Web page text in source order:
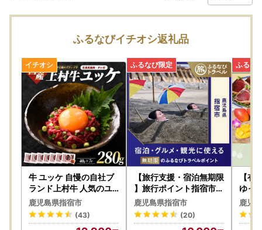
社水迫畜産」の牛肉の返礼品につきまして、不適切な表示が
あったことが確認されました。
寄附者の皆様には、ご心配とご迷惑をおかけしましたこと
を、深くお詫び申し上げます。
本市では、直ちに当該事業者の返礼品に係る寄附の受付を停
止いたしました。
また、既に寄附をいただき未発送の当該事業者の返礼品につ
いて発送を見合わせておりますので、今後、個別にご連絡を
させていただきます。
速やかに調査を進め、当該事業者の返礼品をお選びいただい
た寄附者の皆様には、誠意を持って真摯に対応させていただ
く所存です。
何卒ご理解賜りますようお願い申し上げます。
-------------------------
【発送後のお届け先変更が有料となります】
ふるなびイチオシ返礼品
牛 ユッケ 自慢の自社ブ
ランド上村牛 人気のユ
ッケ7人前 カミチク IB11
2-017 牛肉
鹿児島県指宿市
(43)
【旅行支援・宿泊無期限
】旅行ポイント指宿市ふ
るなびトラベルポイント
鹿児島県指宿市
(20)
【有
ゆっ
】鹿
グポ
鹿児